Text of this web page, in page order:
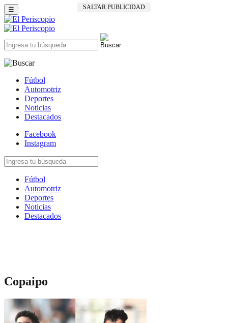
SALTAR PUBLICIDAD
☰
Fútbol
Automotriz
Deportes
Noticias
Destacados
Facebook
Instagram
Fútbol
Automotriz
Deportes
Noticias
Destacados
Copaipo